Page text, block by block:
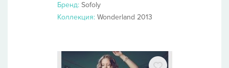
Бренд: Sofoly
Коллекция: Wonderland 2013